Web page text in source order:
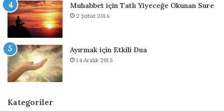
Muhabbet için Tatlı Yiyeceğe Okunan Sure
2 Şubat 2016
Ayırmak için Etkili Dua
14 Aralık 2015
Kategoriler